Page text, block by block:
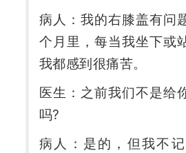
病人：我的右膝盖有问
个月里，每当我坐下或
我都感到很痛苦。
医生：之前我们不是给
吗?
病人：是的，但我不